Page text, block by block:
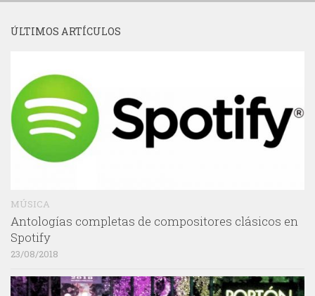
ÚLTIMOS ARTÍCULOS
MÚSICA
Antologías completas de compositores clásicos en
Spotify
23/08/2018